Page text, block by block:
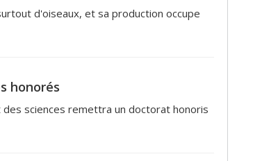
d'oiseaux, et sa production occupe
honorés
sciences remettra un doctorat honoris